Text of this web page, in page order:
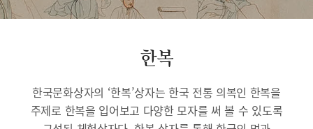
한복
한국문화상자의 ‘한복’상자는 한국 전통 의복인 한복을
주제로 한복을 입어보고 다양한 모자를 써 볼 수 있도록